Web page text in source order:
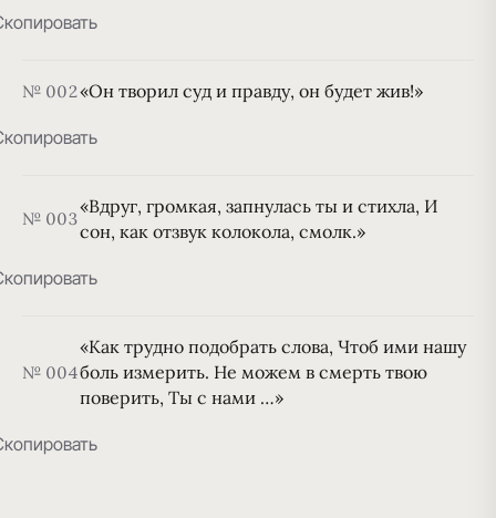
№ 002«Он творил суд и правду, он будет жив!»
№ 003
«Вдруг, громкая, запнулась ты и стихла, И
сон, как отзвук колокола, смолк.»
№ 004
«Как трудно подобрать слова, Чтоб ими нашу
боль измерить. Не можем в смерть твою
поверить, Ты с нами …»